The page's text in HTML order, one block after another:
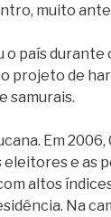
muito
o país durante
projeto de
samurais.
Em
e as
altos
Na